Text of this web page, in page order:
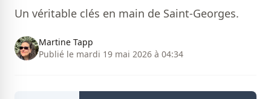
Un véritable clés en main de Saint-Georges.
Martine Tapp
Publié le mardi 19 mai 2026 à 04:34